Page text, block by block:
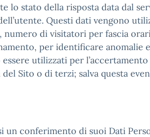
lo stato della risposta data dal
Questi dati vengono
numero di visitatori per fascia
per identificare anomalie
utilizzati per
Sito o di terzi; salva questa
un conferimento di suoi Dati